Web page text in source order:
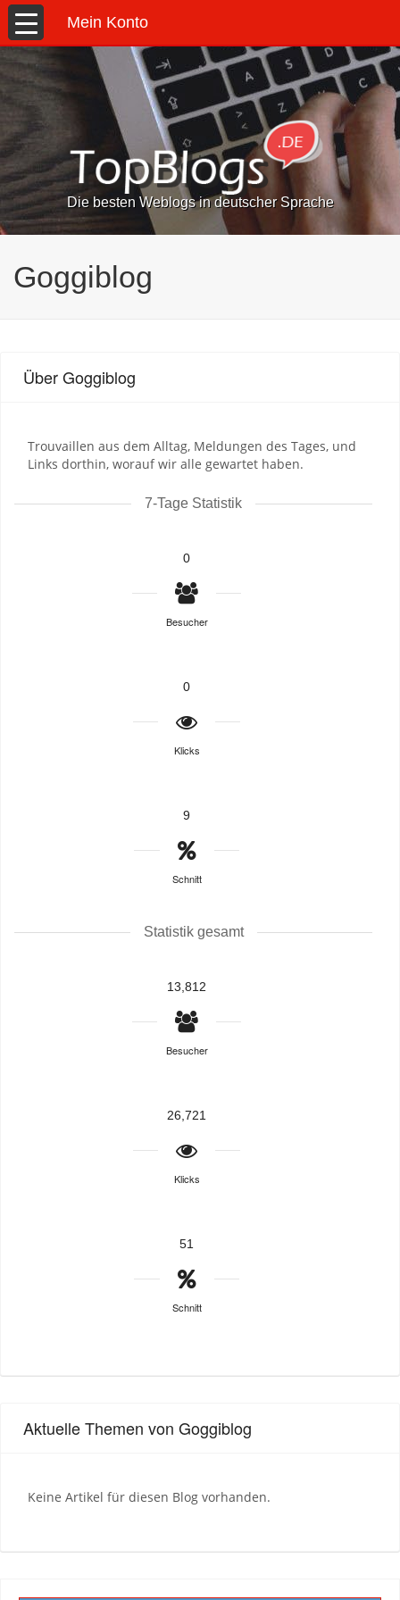
Mein Konto
Die besten Weblogs in deutscher Sprache
Goggiblog
Über Goggiblog
Trouvaillen aus dem Alltag, Meldungen des Tages, und
Links dorthin, worauf wir alle gewartet haben.
7-Tage Statistik
0
Besucher
0
Klicks
9
Schnitt
Statistik gesamt
13,812
Besucher
26,721
Klicks
51
Schnitt
Aktuelle Themen von Goggiblog
Keine Artikel für diesen Blog vorhanden.